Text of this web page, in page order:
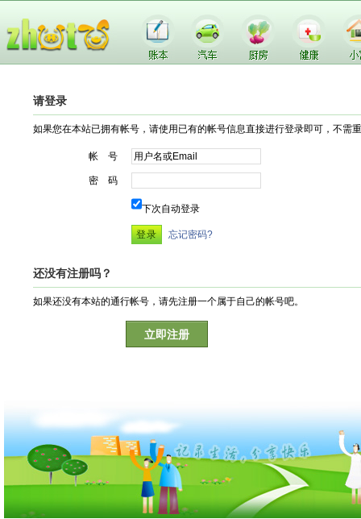
请登录
如果您在本站已拥有帐号，请使用已有的帐号信息直接进行登录即可，不需
帐 号
密 码
下次自动登录
忘记密码?
还没有注册吗？
如果还没有本站的通行帐号，请先注册一个属于自己的帐号吧。
立即注册